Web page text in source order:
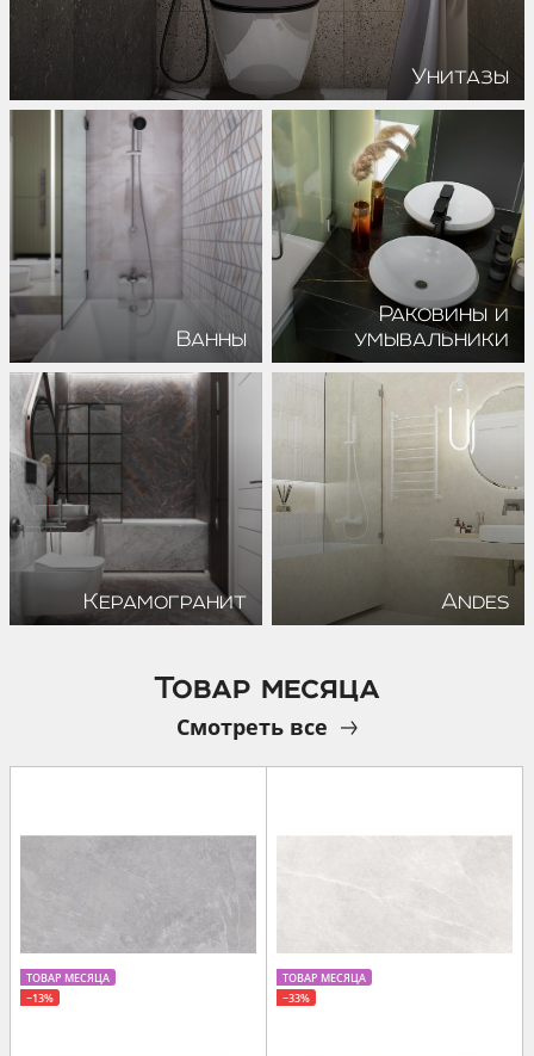
Унитазы
Ванны
Раковины и
умывальники
Керамогранит Andes
Товар месяца
Смотреть все
ТОВАР МЕСЯЦА
−13%
ТОВАР МЕСЯЦА
−33%